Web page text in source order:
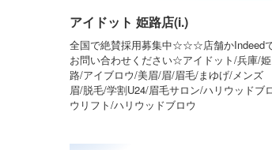
アイドット 姫路店(i.)
全国で絶賛採用募集中☆☆☆店舗かIndeed
お問い合わせください☆アイドット/兵庫/姫
路/アイブロウ/美眉/眉/眉毛/まゆげ/メンズ
眉/脱毛/学割U24/眉毛サロン/ハリウッドブ
ウリフト/ハリウッドブロウ